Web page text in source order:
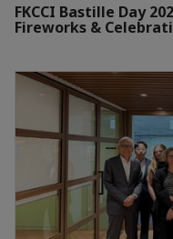
FKCCI Bastille Day
Fireworks &